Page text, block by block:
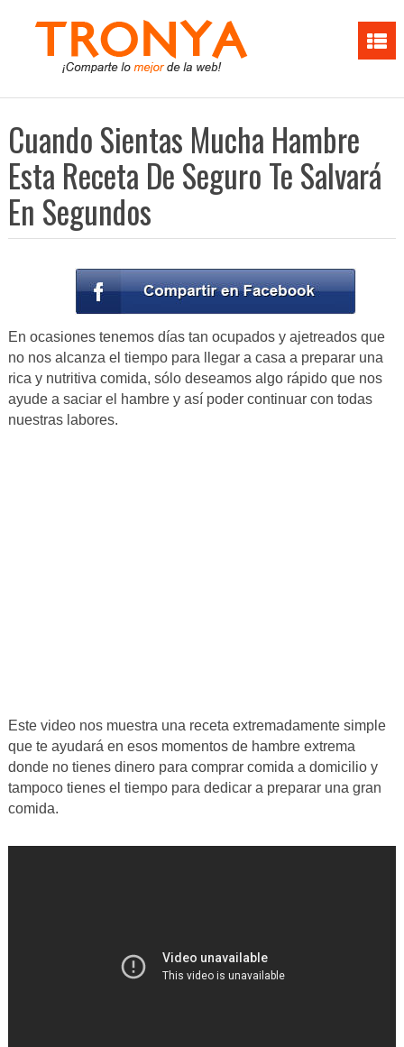
Cuando Sientas Mucha Hambre
Esta Receta De Seguro Te Salvará
En Segundos
En ocasiones tenemos días tan ocupados y ajetreados que
no nos alcanza el tiempo para llegar a casa a preparar una
rica y nutritiva comida, sólo deseamos algo rápido que nos
ayude a saciar el hambre y así poder continuar con todas
nuestras labores.
Este video nos muestra una receta extremadamente simple
que te ayudará en esos momentos de hambre extrema
donde no tienes dinero para comprar comida a domicilio y
tampoco tienes el tiempo para dedicar a preparar una gran
comida.